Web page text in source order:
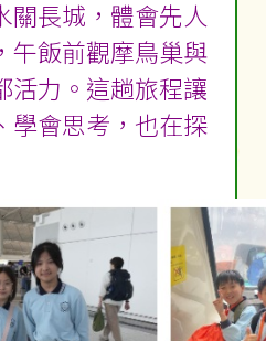
關長城，體會先人
午飯前觀摩鳥巢與
活力。這趟旅程讓
學會思考，也在探